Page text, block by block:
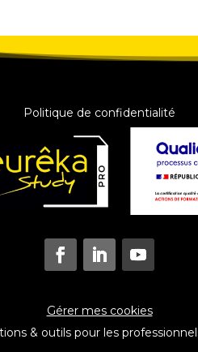
Politique de confidentialité
Gérer mes cookies
& outils pour les